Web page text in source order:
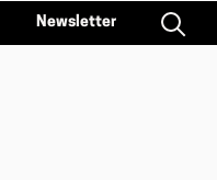
Newsletter